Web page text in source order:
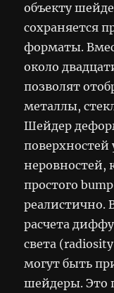
объекту
сохраняется
форматы.
около
позволят
металлы,
Шейдер
поверхностей
неровностей,
простого
реалистично.
расчета
света
могут быть
шейдеры. Это